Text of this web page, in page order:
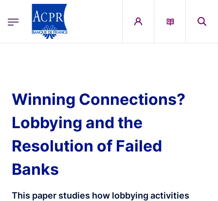
ACPR Menu Principal (English)
Winning Connections?
Lobbying and the
Resolution of Failed
Banks
This paper studies how lobbying activities